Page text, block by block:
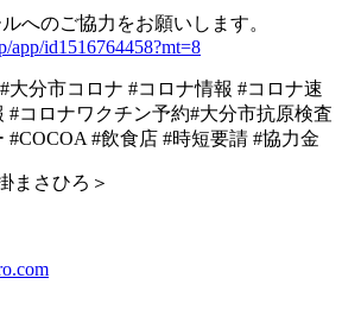
へのご協力をお願いします。
app/id1516764458?mt=8
#大分市コロナ #コロナ情報 #コロナ速
#コロナワクチン予約#大分市抗原検査
#COCOA #飲食店 #時短要請 #協力金
まさひろ＞